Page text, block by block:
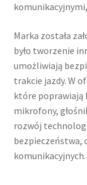
Marka została
było tworzenie
umożliwiają
trakcie jazdy. W
które
mikrofony,
rozwój
bezpieczeństwa,
komunikacyjnych.